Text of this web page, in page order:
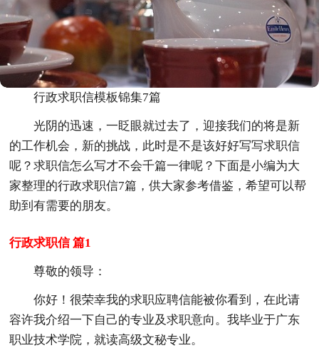
行政求职信模板锦集7篇
光阴的迅速，一眨眼就过去了，迎接我们的将是新
的工作机会，新的挑战，此时是不是该好好写写求职信
呢？求职信怎么写才不会千篇一律呢？下面是小编为大
家整理的行政求职信7篇，供大家参考借鉴，希望可以帮
助到有需要的朋友。
行政求职信 篇1
尊敬的领导：
你好！很荣幸我的求职应聘信能被你看到，在此请
容许我介绍一下自己的专业及求职意向。我毕业于广东
职业技术学院，就读高级文秘专业。